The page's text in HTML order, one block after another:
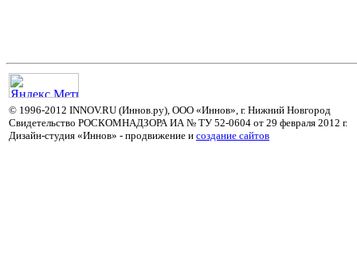
© 1996-2012 INNOV.RU (Иннов.ру), ООО «Иннов», г. Нижний Новгород
Свидетельство РОСКОМНАДЗОРА ИА № ТУ 52-0604 от 29 февраля 2012 г.
Дизайн-студия «Иннов» - продвижение и cоздание сайтов